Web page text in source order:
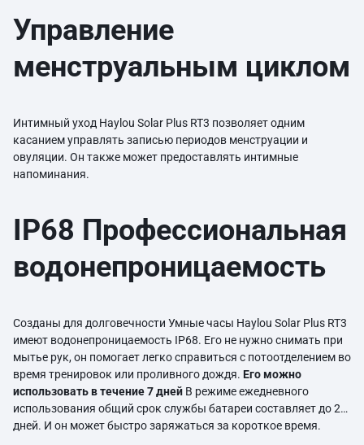
Управление
менструальным циклом
Интимный уход Haylou Solar Plus RT3 позволяет одним
касанием управлять записью периодов менструации и
овуляции. Он также может предоставлять интимные
напоминания.
IP68 Профессиональная
водонепроницаемость
Созданы для долговечности Умные часы Haylou Solar Plus RT3
имеют водонепроницаемость IP68. Его не нужно снимать при
мытье рук, он помогает легко справиться с потоотделением во
время тренировок или проливного дождя. Его можно
использовать в течение 7 дней В режиме ежедневного
использования общий срок службы батареи составляет до 20
дней. И он может быстро заряжаться за короткое время.